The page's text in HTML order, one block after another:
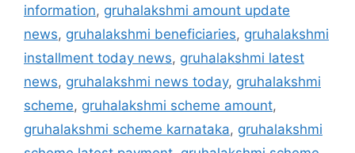
information, gruhalakshmi amount update
news, gruhalakshmi beneficiaries, gruhalakshmi
installment today news, gruhalakshmi latest
news, gruhalakshmi news today, gruhalakshmi
scheme, gruhalakshmi scheme amount,
gruhalakshmi scheme karnataka, gruhalakshmi